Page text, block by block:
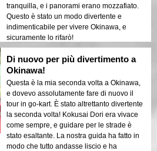
tranquilla, e i panorami erano mozzafiato.
Questo è stato un modo divertente e
indimenticabile per vivere Okinawa, e
sicuramente lo rifarò!
Di nuovo per più divertimento a
Okinawa!
Questa è la mia seconda volta a Okinawa,
e dovevo assolutamente fare di nuovo il
tour in go-kart. È stato altrettanto divertente
la seconda volta! Kokusai Dori era vivace
come sempre, e guidare per le strade è
stato esaltante. La nostra guida ha fatto in
modo che tutto andasse liscio e ha